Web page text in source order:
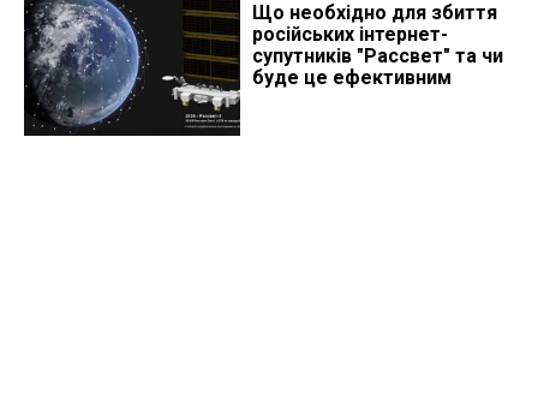
Що необхідно для збиття
російських інтернет-
супутників "Рассвет" та чи
буде це ефективним